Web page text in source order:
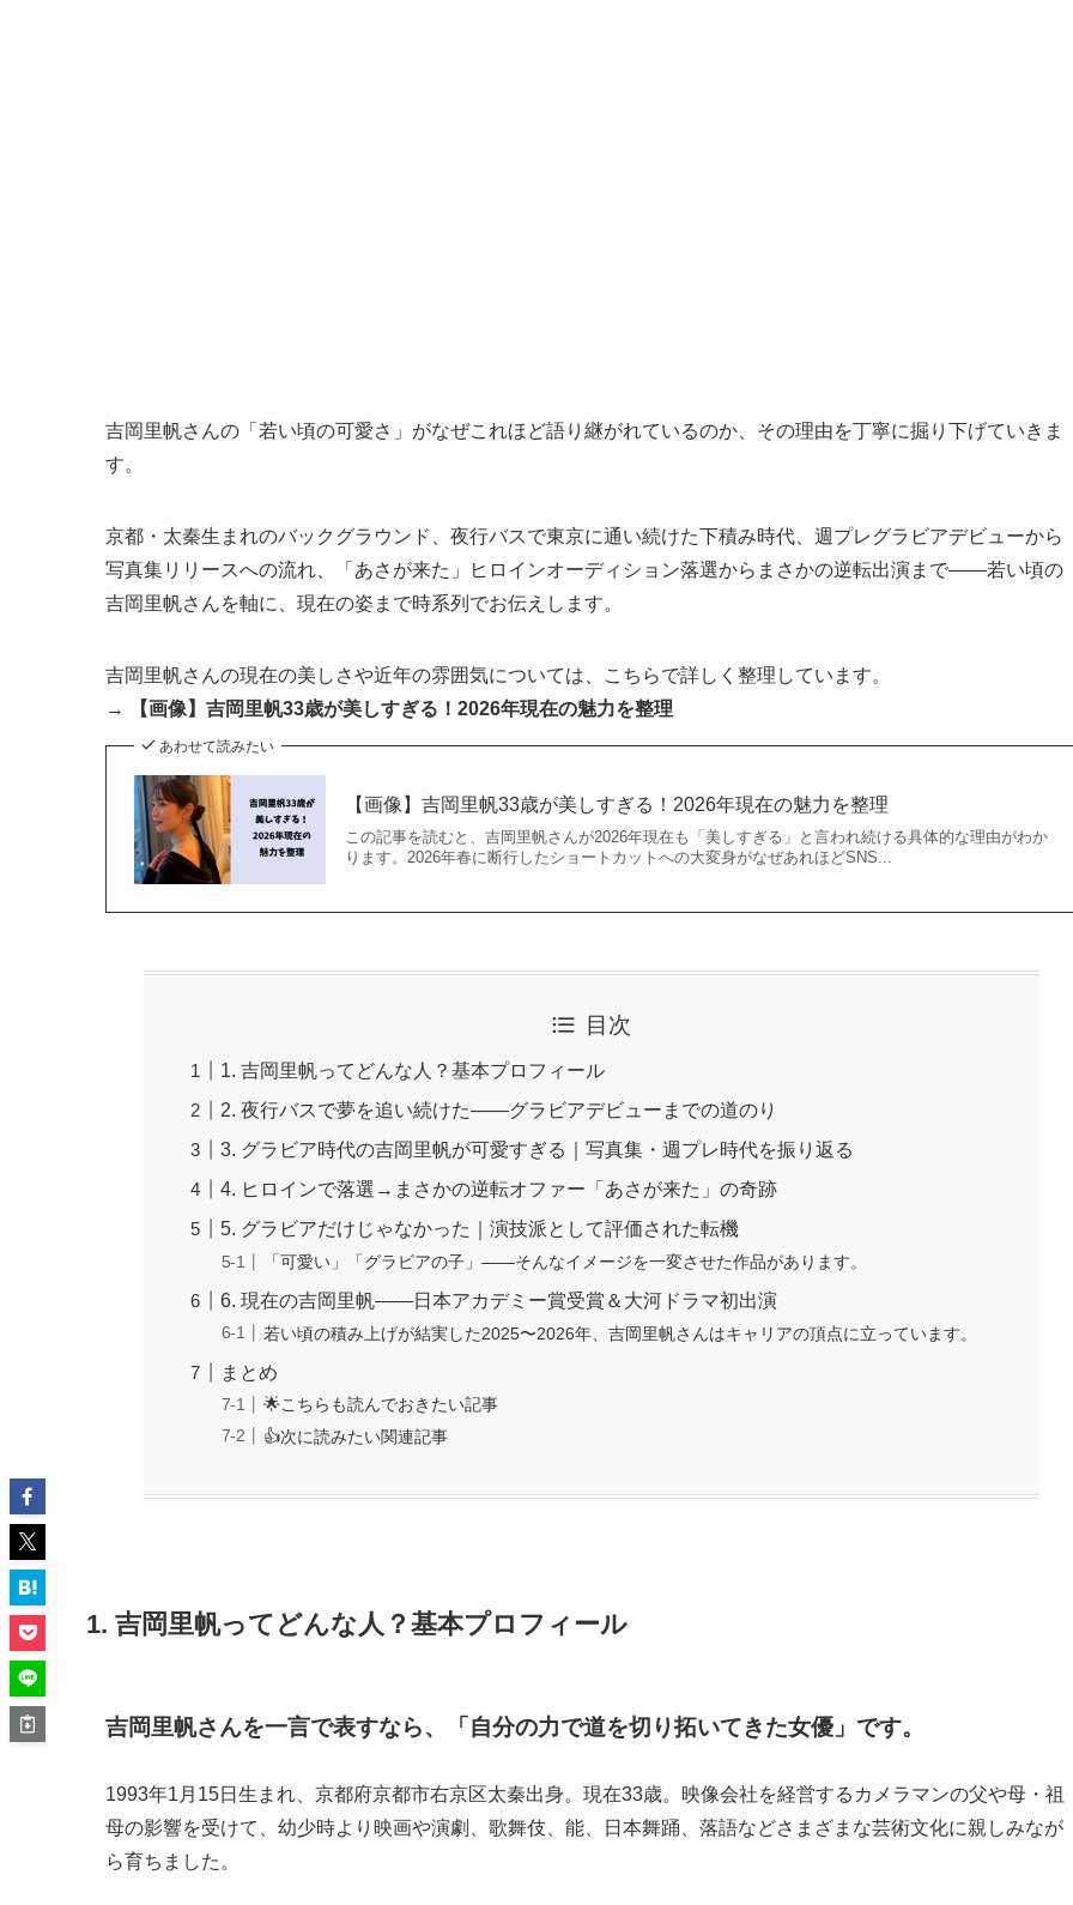
吉岡里帆さんの「若い頃の可愛さ」がなぜこれほど語り継がれているのか、その理由を丁寧に掘り下げていきま
す。
京都・太秦生まれのバックグラウンド、夜行バスで東京に通い続けた下積み時代、週プレグラビアデビューから
写真集リリースへの流れ、「あさが来た」ヒロインオーディション落選からまさかの逆転出演まで——若い頃の
吉岡里帆さんを軸に、現在の姿まで時系列でお伝えします。
吉岡里帆さんの現在の美しさや近年の雰囲気については、こちらで詳しく整理しています。
→
【画像】吉岡里帆33歳が美しすぎる！2026年現在の魅力を整理
あわせて読みたい
【画像】吉岡里帆33歳が美しすぎる！2026年現在の魅力を整理
この記事を読むと、吉岡里帆さんが2026年現在も「美しすぎる」と言われ続ける具体的な理由がわか
ります。2026年春に断行したショートカットへの大変身がなぜあれほどSNS...
目次
1. 吉岡里帆ってどんな人？基本プロフィール
2. 夜行バスで夢を追い続けた——グラビアデビューまでの道のり
3. グラビア時代の吉岡里帆が可愛すぎる｜写真集・週プレ時代を振り返る
4. ヒロインで落選→まさかの逆転オファー「あさが来た」の奇跡
5. グラビアだけじゃなかった｜演技派として評価された転機
「可愛い」「グラビアの子」——そんなイメージを一変させた作品があります。
6. 現在の吉岡里帆——日本アカデミー賞受賞＆大河ドラマ初出演
若い頃の積み上げが結実した2025〜2026年、吉岡里帆さんはキャリアの頂点に立っています。
まとめ
🌟こちらも読んでおきたい記事
👍次に読みたい関連記事
1. 吉岡里帆ってどんな人？基本プロフィール
吉岡里帆さんを一言で表すなら、「自分の力で道を切り拓いてきた女優」です。
1993年1月15日生まれ、京都府京都市右京区太秦出身。現在33歳。映像会社を経営するカメラマンの父や母・祖
母の影響を受けて、幼少時より映画や演劇、歌舞伎、能、日本舞踊、落語などさまざまな芸術文化に親しみなが
ら育ちました。